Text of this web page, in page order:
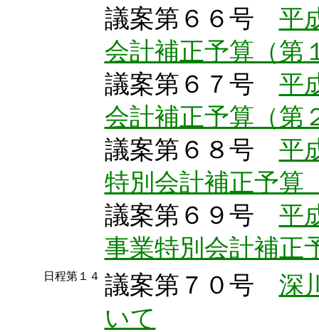
議案第６６号 平
会計補正予算（第
議案第６７号 平
会計補正予算（第
議案第６８号 平
特別会計補正予算
議案第６９号 平
事業特別会計補正
日程第１４ 議案第７０号 深
いて